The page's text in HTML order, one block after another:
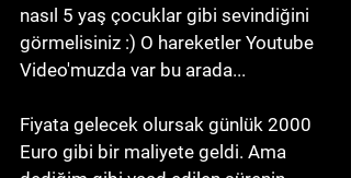
nasıl 5 yaş çocuklar gibi sevindiğini
görmelisiniz :) O hareketler Youtube
Video'muzda var bu arada...
Fiyata gelecek olursak günlük 2000
Euro gibi bir maliyete geldi. Ama